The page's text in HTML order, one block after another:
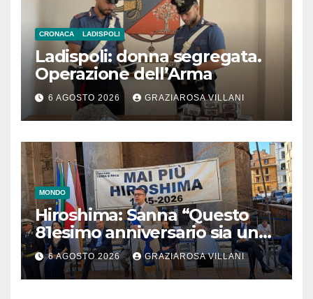
CRONACA LADISPOLI
Ladispoli: donna segregata.
Operazione dell’Arma
6 AGOSTO 2026 GRAZIAROSA VILLANI
MONDO
Hiroshima: Sanna “Questo
81esimo anniversario sia un
monito per tutti”
6 AGOSTO 2026 GRAZIAROSA VILLANI